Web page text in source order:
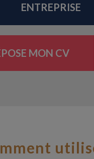
ENTREPRISE
MON CV